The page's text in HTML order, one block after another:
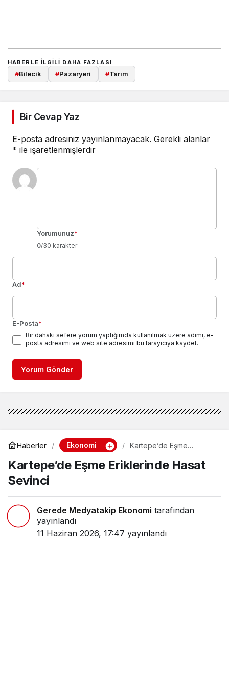
HABERLE ILGILI DAHA FAZLASI
#Bilecik #Pazaryeri #Tarım
Bir Cevap Yaz
E-posta adresiniz yayınlanmayacak. Gerekli alanlar
* ile işaretlenmişlerdir
Yorumunuz*
0/30 karakter
Ad*
E-Posta*
Bir dahaki sefere yorum yaptığımda kullanılmak üzere adımı, e-
posta adresimi ve web site adresimi bu tarayıcıya kaydet.
Yorum Gönder
Haberler Ekonomi
Kartepe’de Eşme
Kartepe’de Eşme Eriklerinde Hasat
Sevinci
Gerede Medyatakip Ekonomi tarafından
yayınlandı
11 Haziran 2026, 17:47 yayınlandı